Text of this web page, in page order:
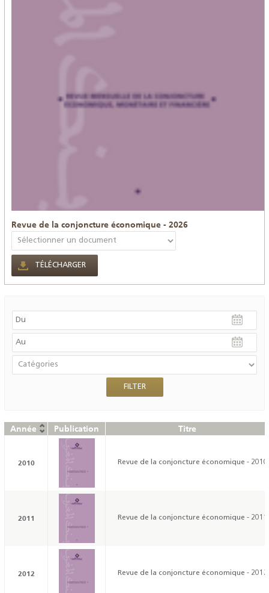
Revue de la conjoncture économique - 2026
TÉLÉCHARGER
Année Publication Titre
2010 Revue de la conjoncture économique - 2010
2011 Revue de la conjoncture économique - 2011
2012 Revue de la conjoncture économique - 2012